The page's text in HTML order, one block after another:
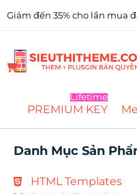
Giảm đến 35% cho lần mua
PREMIUM KEY
Lifetime
Danh Mục Sản
HTML Templates